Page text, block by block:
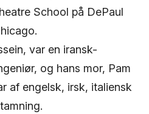
School på DePaul
var en iransk-
og hans mor, Pam
af engelsk, irsk, italiensk